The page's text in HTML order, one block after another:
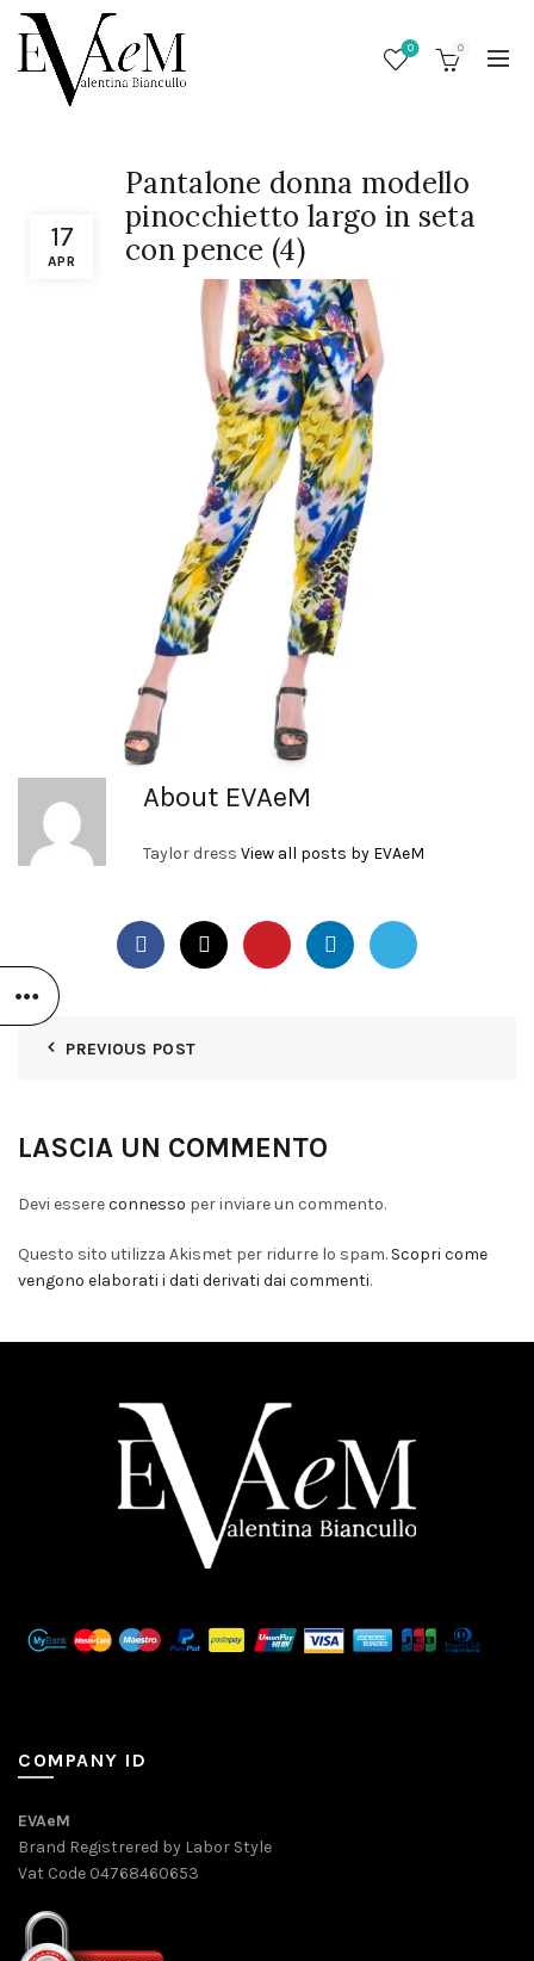
0 0
17
APR
Pantalone donna modello
pinocchietto largo in seta
con pence (4)
About EVAeM
Taylor dress View all posts by EVAeM
PREVIOUS POST
LASCIA UN COMMENTO
Devi essereconnesso per inviare un commento.
Questo sito utilizza Akismet per ridurre lo spam. Scopri come
vengono elaborati i dati derivati dai commenti.
COMPANY ID
EVAeM
Brand Registrered by Labor Style
Vat Code 04768460653